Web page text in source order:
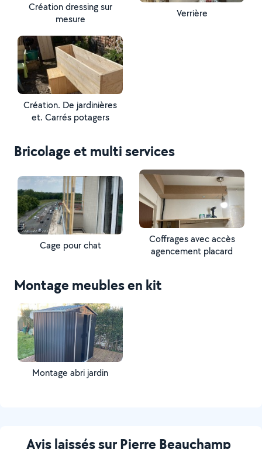
Création dressing sur
mesure
Verrière
Création. De jardinières
et. Carrés potagers
Bricolage et multi services
Cage pour chat
Coffrages avec accès
agencement placard
Montage meubles en kit
Montage abri jardin
Avis laissés sur Pierre Beauchamp